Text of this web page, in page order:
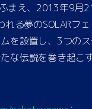
ふまえ、2013年9月
る夢のSOLARフェ
を設置し、3つの
な伝説を巻き起こ